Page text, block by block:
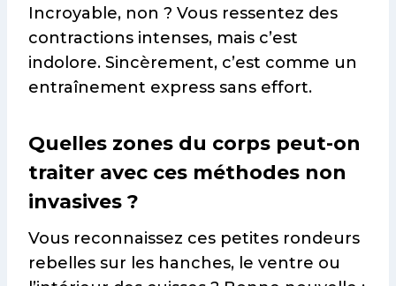
Incroyable, non ? Vous ressentez des
contractions intenses, mais c’est
indolore. Sincèrement, c’est comme un
entraînement express sans effort.
Quelles zones du corps peut-on
traiter avec ces méthodes non
invasives ?
Vous reconnaissez ces petites rondeurs
rebelles sur les hanches, le ventre ou